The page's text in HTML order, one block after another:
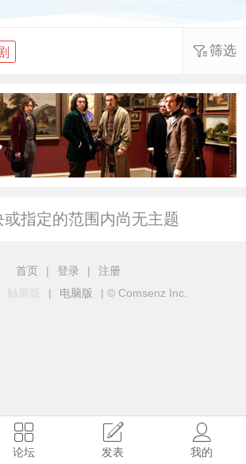
筛选
或指定的范围内尚无主题
首页 | 登录 |
注册
触屏版 | 电脑版 | © Comsenz Inc.
论坛 发表 我的